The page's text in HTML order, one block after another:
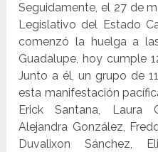
Seguidamente, el 27 de
Legislativo del Estado
comenzó la huelga a
Guadalupe, hoy cumple
Junto a él, un grupo de
esta manifestación
Erick Santana, Laura
Alejandra González,
Duvalixon Sánchez,